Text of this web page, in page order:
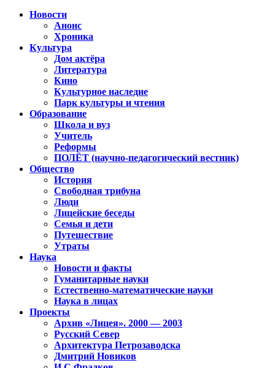
Новости
Анонс
Хроника
Культура
Дом актёра
Литература
Кино
Культурное наследие
Парк культуры и чтения
Образование
Школа и вуз
Учитель
Реформы
ПОЛЁТ (научно-педагогический вестник)
Общество
История
Свободная трибуна
Люди
Лицейские беседы
Семья и дети
Путешествие
Утраты
Наука
Новости и факты
Гуманитарные науки
Естественно-математические науки
Наука в лицах
Проекты
Архив «Лицея». 2000 — 2003
Русский Север
Архитектура Петрозаводска
Дмитрий Новиков